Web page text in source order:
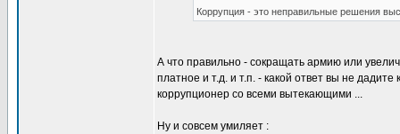
Коррупция - это неправильные решения
А что правильно - сокращать армию или
платное и т.д. и т.п. - какой ответ вы не
коррупционер со всеми вытекающими ...
Ну и совсем умиляет :